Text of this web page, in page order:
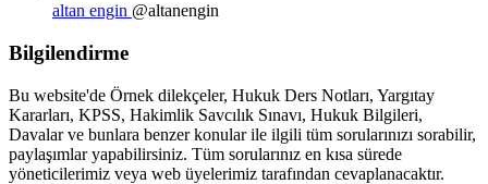
altan engin @altanengin
Bilgilendirme
Bu website'de Örnek dilekçeler, Hukuk Ders Notları, Yargıtay
Kararları, KPSS, Hakimlik Savcılık Sınavı, Hukuk Bilgileri,
Davalar ve bunlara benzer konular ile ilgili tüm sorularınızı sorabilir,
paylaşımlar yapabilirsiniz. Tüm sorularınız en kısa sürede
yöneticilerimiz veya web üyelerimiz tarafından cevaplanacaktır.